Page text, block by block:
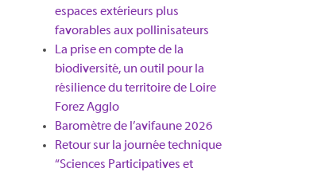
espaces extérieurs plus
favorables aux pollinisateurs
La prise en compte de la
biodiversité, un outil pour la
résilience du territoire de Loire
Forez Agglo​
Baromètre de l’avifaune 2026
Retour sur la journée technique
“Sciences Participatives et